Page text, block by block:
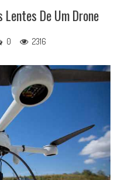
Lentes De Um Drone
0 2316